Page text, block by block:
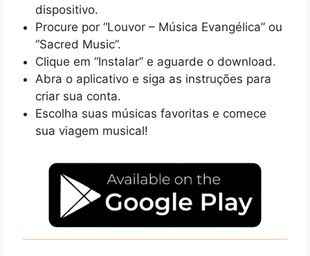
dispositivo.
Procure por “Louvor – Música Evangélica” ou
“Sacred Music”.
Clique em “Instalar” e aguarde o download.
Abra o aplicativo e siga as instruções para
criar sua conta.
Escolha suas músicas favoritas e comece
sua viagem musical!